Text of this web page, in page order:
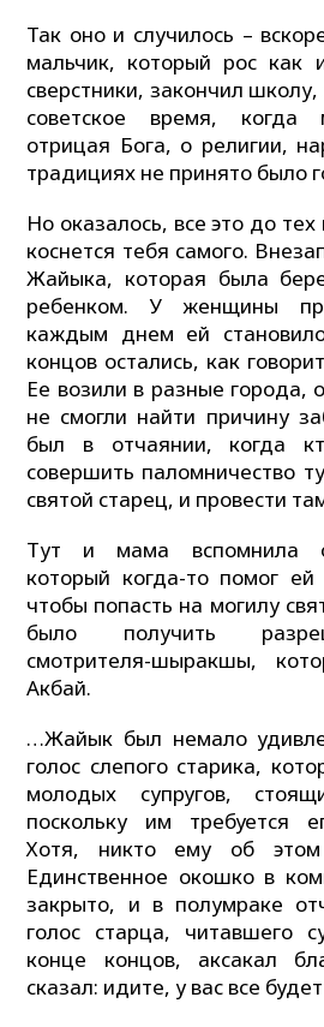
Так оно и случилось –
мальчик, который рос как
сверстники, закончил
советское время, когда
отрицая Бога, о религии,
традициях не принято было
Но оказалось, все это до
коснется тебя самого.
Жайыка, которая была
ребенком. У женщины
каждым днем ей
концов остались, как
Ее возили в разные города,
не смогли найти причину
был в отчаянии, когда
совершить паломничество
святой старец, и провести
Тут и мама вспомнила
который когда-то помог
чтобы попасть на могилу
было получить
смотрителя-шыракшы,
Акбай.
…Жайык был немало
голос слепого старика,
молодых супругов,
поскольку им требуется
Хотя, никто ему об
Единственное окошко в
закрыто, и в полумраке
голос старца, читавшего
конце концов, аксакал
сказал: идите, у вас все